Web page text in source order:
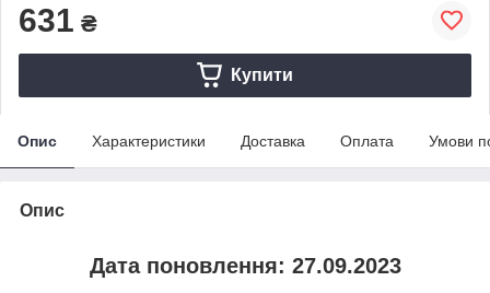
631 ₴
Купити
Опис Характеристики Доставка Оплата Умови
Опис
Дата поновлення: 27.09.2023